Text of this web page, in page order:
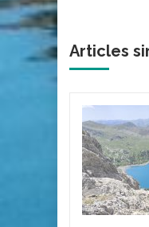
Articles